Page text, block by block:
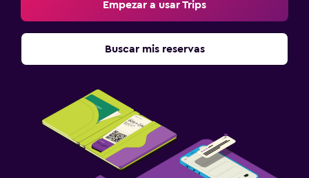
Empezar a usar Trips
Buscar mis reservas